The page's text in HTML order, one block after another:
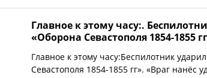
Главное к этому часу:.
«Оборона Севастополя 1854-1855
Главное к этому часу:Беспилотник
Севастополя 1854-1855 гг». «Враг нанёс